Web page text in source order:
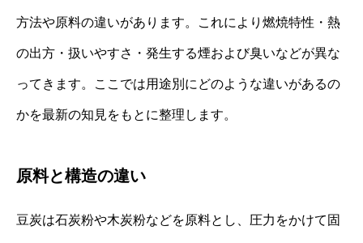
方法や原料の違いがあります。これにより燃焼特性・熱
の出方・扱いやすさ・発生する煙および臭いなどが異な
ってきます。ここでは用途別にどのような違いがあるの
かを最新の知見をもとに整理します。
原料と構造の違い
豆炭は石炭粉や木炭粉などを原料とし、圧力をかけて固